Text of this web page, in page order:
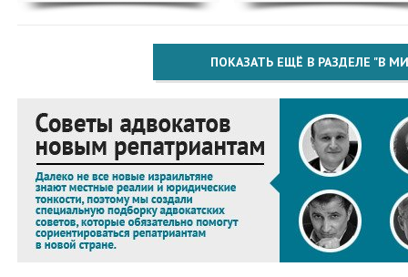
ПОКАЗАТЬ ЕЩЁ В РАЗДЕЛЕ "В